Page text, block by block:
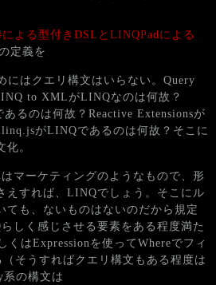
よる型付きDSLとLINQPadによる
定義を
はクエリ構文はいらない。Query
to XMLがLINQなのは何故？
るのは何故？Reactive Extensionsが
がLINQであるのは何故？そこに
。
マーケティングのようなもので、形
えすれば、LINQでしょう。そこにル
ても、ないものはないのだから規定
しく感じさせる要素をある程度満た
くはExpressionを使ってWhereでフィ
そうすればクエリ構文もある程度は
の構文は